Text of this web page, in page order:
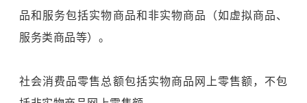
品和服务包括实物商品和非实物商品（如虚拟商品、
服务类商品等）。
社会消费品零售总额包括实物商品网上零售额，不包